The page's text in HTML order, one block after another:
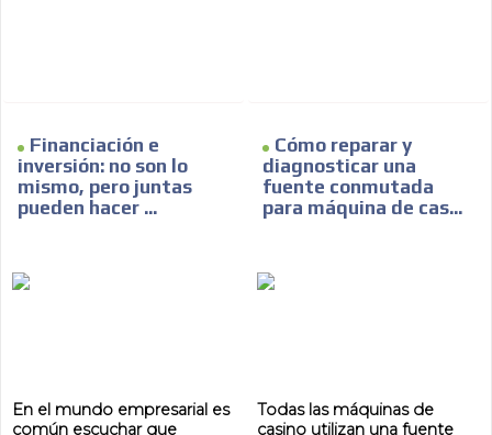
Financiación e
inversión: no son lo
mismo, pero juntas
pueden hacer ...
En el mundo empresarial es
común escuchar que
Cómo reparar y
diagnosticar una
fuente conmutada
para máquina de cas...
Todas las máquinas de
casino utilizan una fuente